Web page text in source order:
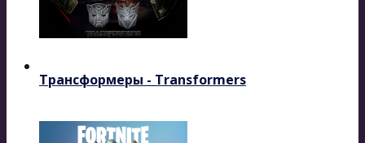
Трансформеры - Transformers